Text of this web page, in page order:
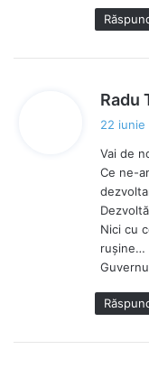
e
:
Radu
22 iunie
Vai de
Ce ne-
Nici cu
rușine…